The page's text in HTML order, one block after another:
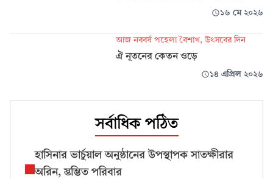
১৬ মে ২০২৬
আজ নববর্ষ পহেলা বৈশাখ, উৎসবের দিন
ঐ নূতনের কেতন ওড়ে
১৪ এপ্রিল ২০২৬
সর্বাধিক পঠিত
হাসিনার ভার্চুয়াল অনুষ্ঠানের উপস্থাপক সাতক্ষীরার
অরিন, স্তম্ভিত পরিবার